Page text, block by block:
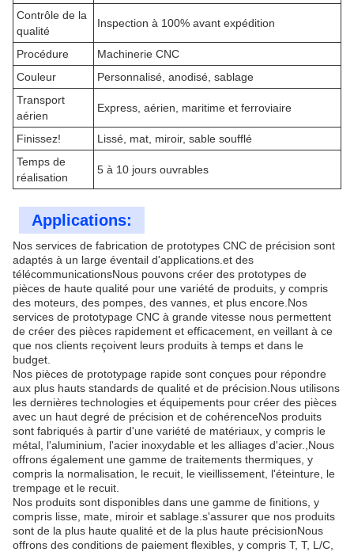
Contrôle de la
qualité
Inspection à 100% avant expédition
Procédure
Machinerie CNC
Couleur
Personnalisé, anodisé, sablage
Transport
aérien
Express, aérien, maritime et ferroviaire
Finissez!
Lissé, mat, miroir, sable soufflé
Temps de
réalisation
5 à 10 jours ouvrables
Applications:
Nos services de fabrication de prototypes CNC de précision sont
adaptés à un large éventail d'applications.et des
télécommunicationsNous pouvons créer des prototypes de
pièces de haute qualité pour une variété de produits, y compris
des moteurs, des pompes, des vannes, et plus encore.Nos
services de prototypage CNC à grande vitesse nous permettent
de créer des pièces rapidement et efficacement, en veillant à ce
que nos clients reçoivent leurs produits à temps et dans le
budget.
Nos pièces de prototypage rapide sont conçues pour répondre
aux plus hauts standards de qualité et de précision.Nous utilisons
les dernières technologies et équipements pour créer des pièces
avec un haut degré de précision et de cohérenceNos produits
sont fabriqués à partir d'une variété de matériaux, y compris le
métal, l'aluminium, l'acier inoxydable et les alliages d'acier.,Nous
offrons également une gamme de traitements thermiques, y
compris la normalisation, le recuit, le vieillissement, l'éteinture, le
trempage et le recuit.
Nos produits sont disponibles dans une gamme de finitions, y
compris lisse, mate, miroir et sablage.s'assurer que nos produits
sont de la plus haute qualité et de la plus haute précisionNous
offrons des conditions de paiement flexibles, y compris T, T, L/C,